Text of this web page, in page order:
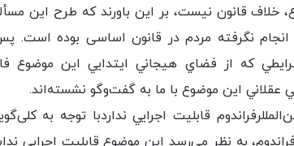
قانون نیست، بر این باورند که طرح این
نگرفته مردم در قانون اساسی بوده است.
كه از فضاي هيجاني ايتدايي اين موضوع
عقلاني این موضوع با ما به گفت‌و‌گو نشسته‌اند.
قابليت اجرايي نداردبا توجه به
به نظر می‌رسد این موضوع قابلیت اجرایی